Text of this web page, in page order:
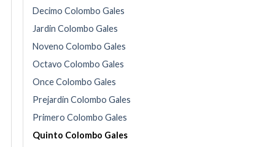
Decimo Colombo Gales
Jardin Colombo Gales
Noveno Colombo Gales
Octavo Colombo Gales
Once Colombo Gales
Prejardin Colombo Gales
Primero Colombo Gales
Quinto Colombo Gales